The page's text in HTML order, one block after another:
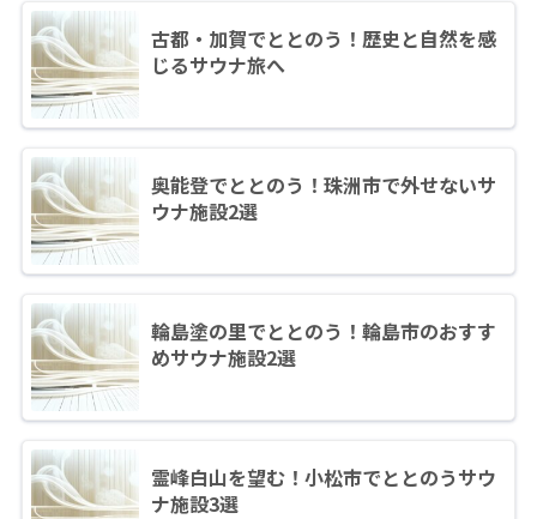
古都・加賀でととのう！歴史と自然を感
じるサウナ旅へ
奥能登でととのう！珠洲市で外せないサ
ウナ施設2選
輪島塗の里でととのう！輪島市のおすす
めサウナ施設2選
霊峰白山を望む！小松市でととのうサウ
ナ施設3選